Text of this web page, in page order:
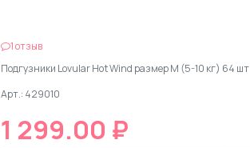
1 отзыв
Подгузники Lovular Hot Wind размер M (5-10 кг) 64 шт
Арт.: 429010
1 299.00 ₽